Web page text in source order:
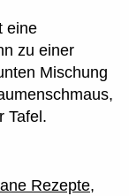
eine
zu einer
Mischung
Tafel.
Rezepte,